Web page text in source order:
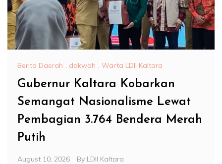
Berita Daerah , dakwah , Warta LDII Kaltara
Gubernur Kaltara Kobarkan
Semangat Nasionalisme Lewat
Pembagian 3.764 Bendera Merah
Putih
August 10, 2026 By LDII Kaltara